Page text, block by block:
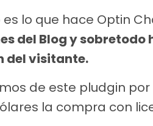
es lo que hace Optin
del Blog y
del visitante.
de este pludgin
la compra con